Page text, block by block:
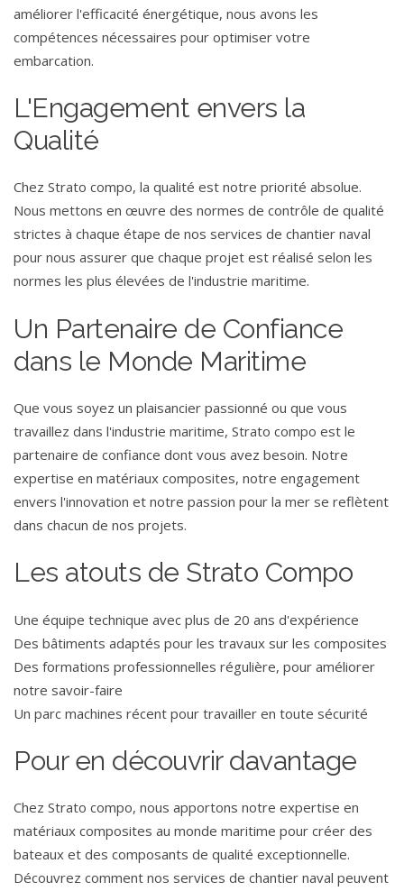
améliorer l'efficacité énergétique, nous avons les
compétences nécessaires pour optimiser votre
embarcation.
L'Engagement envers la
Qualité
Chez Strato compo, la qualité est notre priorité absolue.
Nous mettons en œuvre des normes de contrôle de qualité
strictes à chaque étape de nos services de chantier naval
pour nous assurer que chaque projet est réalisé selon les
normes les plus élevées de l'industrie maritime.
Un Partenaire de Confiance
dans le Monde Maritime
Que vous soyez un plaisancier passionné ou que vous
travaillez dans l'industrie maritime, Strato compo est le
partenaire de confiance dont vous avez besoin. Notre
expertise en matériaux composites, notre engagement
envers l'innovation et notre passion pour la mer se reflètent
dans chacun de nos projets.
Les atouts de Strato Compo
Une équipe technique avec plus de 20 ans d'expérience
Des bâtiments adaptés pour les travaux sur les composites
Des formations professionnelles régulière, pour améliorer
notre savoir-faire
Un parc machines récent pour travailler en toute sécurité
Pour en découvrir davantage
Chez Strato compo, nous apportons notre expertise en
matériaux composites au monde maritime pour créer des
bateaux et des composants de qualité exceptionnelle.
Découvrez comment nos services de chantier naval peuvent